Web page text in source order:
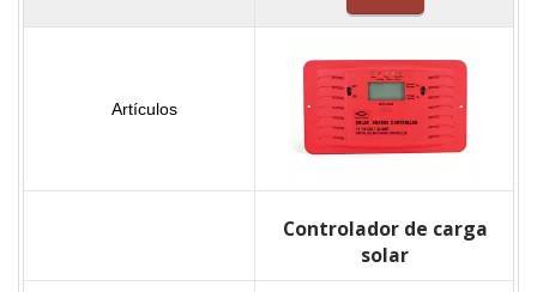
Controlador de carga
solar